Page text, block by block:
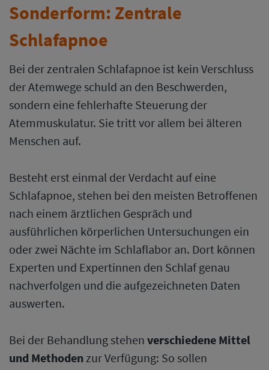
Sonderform: Zentrale
Schlafapnoe
Bei der zentralen Schlafapnoe ist kein Verschluss
der Atemwege schuld an den Beschwerden,
sondern eine fehlerhafte Steuerung der
Atemmuskulatur. Sie tritt vor allem bei älteren
Menschen auf.
Besteht erst einmal der Verdacht auf eine
Schlafapnoe, stehen bei den meisten Betroffenen
nach einem ärztlichen Gespräch und
ausführlichen körperlichen Untersuchungen ein
oder zwei Nächte im Schlaflabor an. Dort können
Experten und Expertinnen den Schlaf genau
nachverfolgen und die aufgezeichneten Daten
auswerten.
Bei der Behandlung stehen verschiedene Mittel
und Methodenzur Verfügung: So sollen